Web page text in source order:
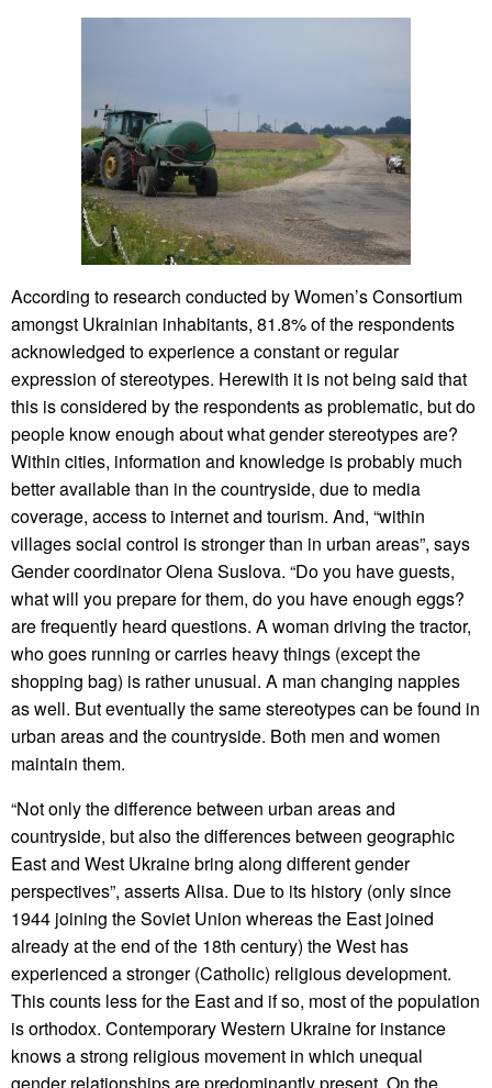
According to research conducted by Women’s Consortium
amongst Ukrainian inhabitants, 81.8% of the respondents
acknowledged to experience a constant or regular
expression of stereotypes. Herewith it is not being said that
this is considered by the respondents as problematic, but do
people know enough about what gender stereotypes are?
Within cities, information and knowledge is probably much
better available than in the countryside, due to media
coverage, access to internet and tourism. And, “within
villages social control is stronger than in urban areas”, says
Gender coordinator Olena Suslova. “Do you have guests,
what will you prepare for them, do you have enough eggs?
are frequently heard questions. A woman driving the tractor,
who goes running or carries heavy things (except the
shopping bag) is rather unusual. A man changing nappies
as well. But eventually the same stereotypes can be found in
urban areas and the countryside. Both men and women
maintain them.
“Not only the difference between urban areas and
countryside, but also the differences between geographic
East and West Ukraine bring along different gender
perspectives”, asserts Alisa. Due to its history (only since
1944 joining the Soviet Union whereas the East joined
already at the end of the 18th century) the West has
experienced a stronger (Catholic) religious development.
This counts less for the East and if so, most of the population
is orthodox. Contemporary Western Ukraine for instance
knows a strong religious movement in which unequal
gender relationships are predominantly present. On the